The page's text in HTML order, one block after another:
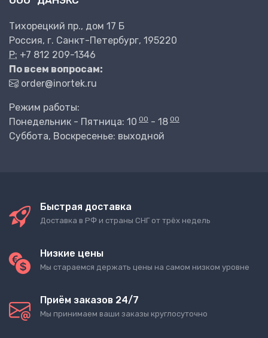
Тихорецкий пр., дом 17 Б
Россия, г. Санкт-Петербург, 195220
P: +7 812 209-1346
По всем вопросам:
order@inortek.ru
Режим работы:
Понедельник - Пятница: 10 00 - 18 00
Суббота, Воскресенье: выходной
Быстрая доставка
Доставка в РФ и страны СНГ от трёх недель
Низкие цены
Мы стараемся держать цены на самом низком уровне
Приём заказов 24/7
Мы принимаем ваши заказы круглосуточно